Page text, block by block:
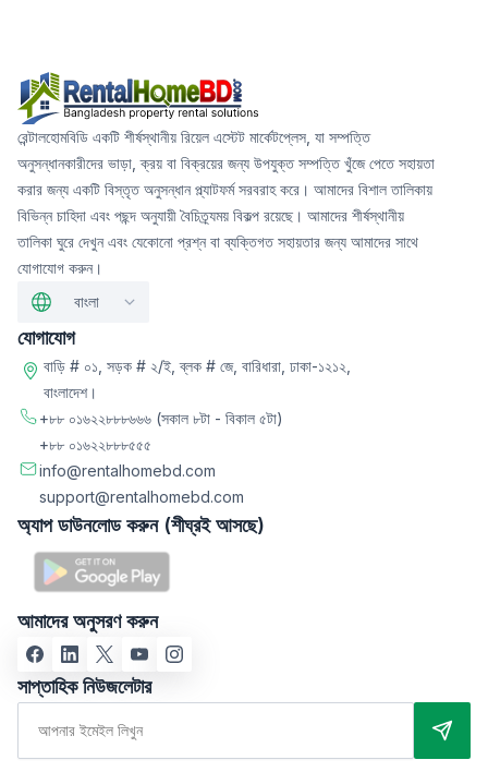
রেন্টালহোমবিডি একটি শীর্ষস্থানীয় রিয়েল এস্টেট মার্কেটপ্লেস, যা সম্পত্তি
অনুসন্ধানকারীদের ভাড়া, ক্রয় বা বিক্রয়ের জন্য উপযুক্ত সম্পত্তি খুঁজে পেতে সহায়তা
করার জন্য একটি বিস্তৃত অনুসন্ধান প্ল্যাটফর্ম সরবরাহ করে। আমাদের বিশাল তালিকায়
বিভিন্ন চাহিদা এবং পছন্দ অনুযায়ী বৈচিত্র্যময় বিকল্প রয়েছে। আমাদের শীর্ষস্থানীয়
তালিকা ঘুরে দেখুন এবং যেকোনো প্রশ্ন বা ব্যক্তিগত সহায়তার জন্য আমাদের সাথে
যোগাযোগ করুন।
বাংলা
যোগাযোগ
বাড়ি # ০১, সড়ক # ২/ই, ব্লক # জে, বারিধারা, ঢাকা-১২১২,
বাংলাদেশ।
+৮৮ ০১৬২২৮৮৮৬৬৬ (সকাল ৮টা - বিকাল ৫টা)
+৮৮ ০১৬২২৮৮৮৫৫৫
info@rentalhomebd.com
support@rentalhomebd.com
অ্যাপ ডাউনলোড করুন (শীঘ্রই আসছে)
আমাদের অনুসরণ করুন
সাপ্তাহিক নিউজলেটার